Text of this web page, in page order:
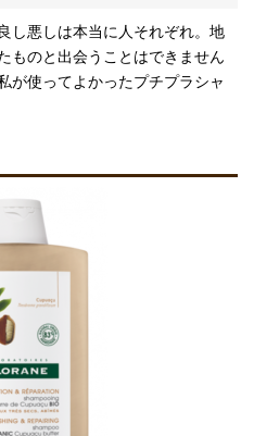
し悪しは本当に人それぞれ。地
ものと出会うことはできません
が使ってよかったプチプラシャ